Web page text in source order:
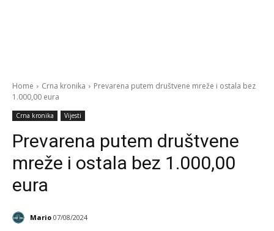
Home Crna kronika
Prevarena putem društvene mreže i ostala bez
1.000,00 eura
Crna kronika Vijesti
Prevarena putem društvene
mreže i ostala bez 1.000,00
eura
Mario 07/08/2024